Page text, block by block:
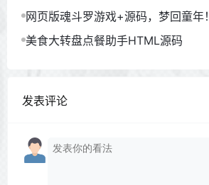
网页版魂斗罗游戏+源码，梦回童年！
美食大转盘点餐助手HTML源码
发表评论